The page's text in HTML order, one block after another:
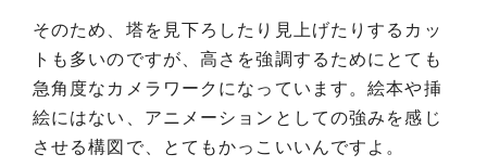
そのため、塔を見下ろしたり見上げたりするカッ
トも多いのですが、高さを強調するためにとても
急角度なカメラワークになっています。絵本や挿
絵にはない、アニメーションとしての強みを感じ
させる構図で、とてもかっこいいんですよ。